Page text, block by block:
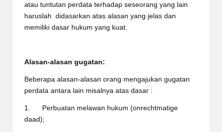
atau tuntutan perdata terhadap seseorang yang lain
haruslah didasarkan atas alasan yang jelas dan
memiliki dasar hukum yang kuat.
Alasan-alasan gugatan:
Beberapa alasan-alasan orang mengajukan gugatan
perdata antara lain misalnya atas dasar :
1. Perbuatan melawan hukum (onrechtmatige
daad);